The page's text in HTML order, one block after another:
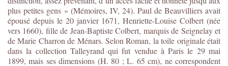
plus petites gens » (Mémoires, IV, 24). Paul de Beauvilliers avait
épousé depuis le 20 janvier 1671, Henriette-Louise Colbert (née
vers 1660), fille de Jean-Baptiste Colbert, marquis de Seignelay et
de Marie Charron de Ménars. Selon Roman, la toile originale était
dans la collection Talleyrand qui fut vendue à Paris le 29 mai
1899, mais ses dimensions (H. 80 ; L. 65 cm), ne correspondent